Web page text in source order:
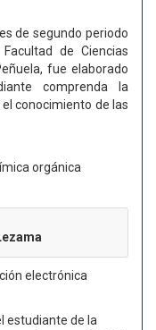
de segundo periodo
de Ciencias
fue elaborado
comprenda la
conocimiento de las
orgánica
electrónica
estudiante de la